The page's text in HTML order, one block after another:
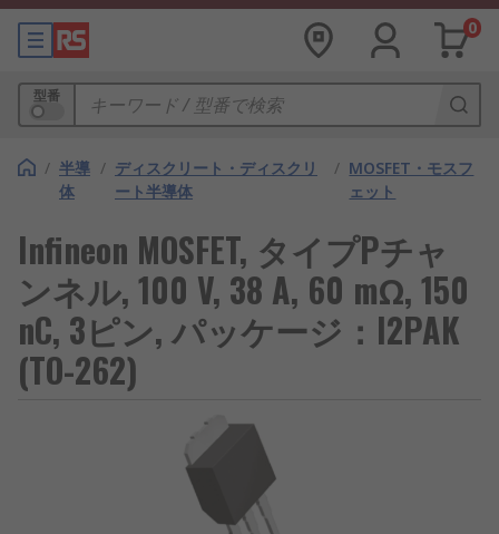
0
型番
/ 半導
体
/ ディスクリート・ディスクリ
ート半導体
/ MOSFET・モスフ
ェット
Infineon MOSFET, タイプPチャ
ンネル, 100 V, 38 A, 60 mΩ, 150
nC, 3ピン, パッケージ：I2PAK
(TO-262)